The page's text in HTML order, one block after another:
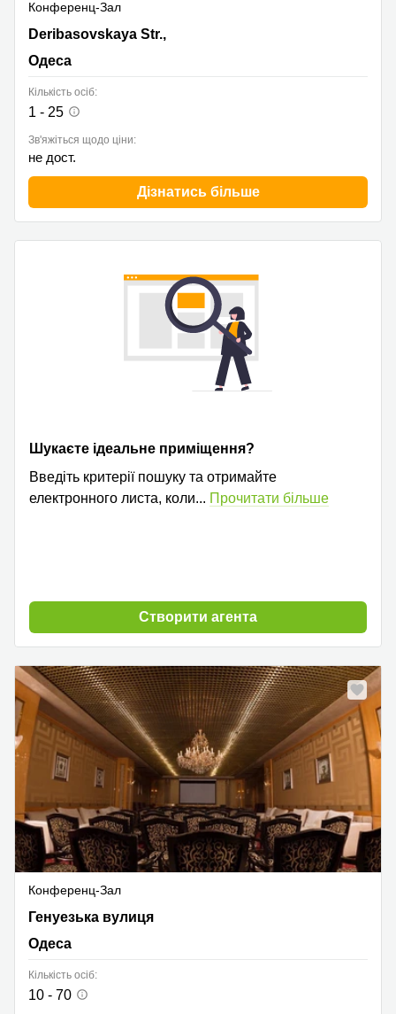
Конференц-Зал
13, Deribasovskaya Str.,, Одеса
Deribasovskaya Str.,
Одеса
Кількість осіб:
1 - 25
Зв'яжіться щодо ціни:
не дост.
Дізнатись більше
Шукаєте ідеальне приміщення?
Введіть критерії пошуку та отримайте
електронного листа, коли... Прочитати більше
Cтворити агента
Конференц-Зал
Генуезька вулиця 1А, Одеса
Генуезька вулиця
Одеса
Кількість осіб:
10 - 70